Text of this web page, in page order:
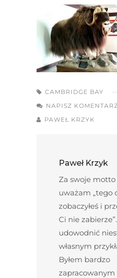
CAMBRIDGE BAY
NAPISZ
PAWEŁ KRZYK
Paweł Krzyk
Za swoje
uważam „tego
zobaczyłeś i
Ci nie
udowodnić
własnym
Byłem bardzo
zapracowanym